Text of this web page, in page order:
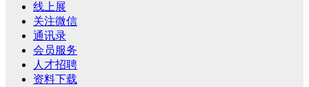
线上展
关注微信
通讯录
会员服务
人才招聘
资料下载